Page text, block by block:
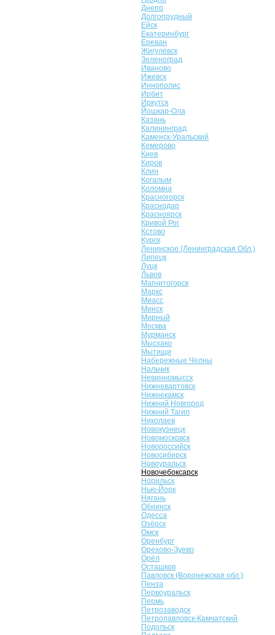
Днепр
Долгопрудный
Ейск
Екатеринбург
Ереван
Жигулёвск
Зеленоград
Иваново
Ижевск
Иннополис
Ирбит
Иркутск
Йошкар-Ола
Казань
Калининград
Каменск-Уральский
Кемерово
Киев
Киров
Клин
Когалым
Коломна
Красногорск
Краснодар
Красноярск
Кривой Рог
Кстово
Курск
Ленинское (Ленинградская Обл.)
Липецк
Луцк
Львов
Магнитогорск
Маркс
Миасс
Минск
Мирный
Москва
Мурманск
Мысхако
Мытищи
Набережные Челны
Нальчик
Невинномысск
Нижневартовск
Нижнекамск
Нижний Новгород
Нижний Тагил
Николаев
Новокузнецк
Новомосковск
Новороссийск
Новосибирск
Новоуральск
Новочебоксарск
Норильск
Нью-Йорк
Нягань
Обнинск
Одесса
Озёрск
Омск
Оренбург
Орехово-Зуево
Орёл
Осташков
Павловск (Воронежская обл.)
Пенза
Первоуральск
Пермь
Петрозаводск
Петропавловск-Камчатский
Подольск